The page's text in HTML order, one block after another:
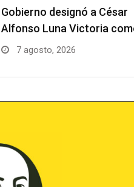
Gobierno designó a César
Alfonso Luna Victoria
7 agosto, 2026